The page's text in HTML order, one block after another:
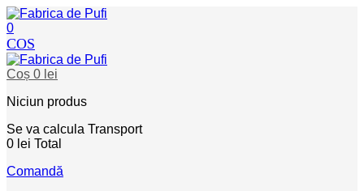
0
COS
Coș 0 lei
Niciun produs
Se va calcula Transport
0 lei Total
Comandă